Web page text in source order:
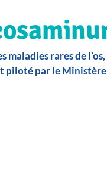
maladies rares de
piloté par le